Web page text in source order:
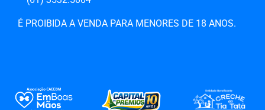
É PROIBIDA A VENDA PARA MENORES DE 18 ANOS.